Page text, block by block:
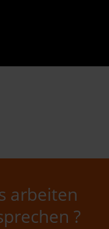
arbeiten
?